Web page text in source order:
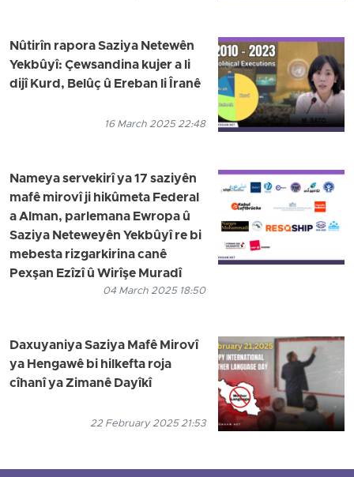
Nûtirîn rapora Saziya Netewên
Yekbûyî: Çewsandina kujer a li
dijî Kurd, Belûç û Ereban li Îranê
16 March 2025 22:48
Nameya servekirî ya 17 saziyên
mafê mirovî ji hikûmeta Federal
a Alman, parlemana Ewropa û
Saziya Neteweyên Yekbûyî re bi
mebesta rizgarkirina canê
Pexşan Ezîzî û Wirîşe Muradî
04 March 2025 18:50
Daxuyaniya Saziya Mafê Mirovî
ya Hengawê bi hilkefta roja
cîhanî ya Zimanê Dayîkî
22 February 2025 21:53